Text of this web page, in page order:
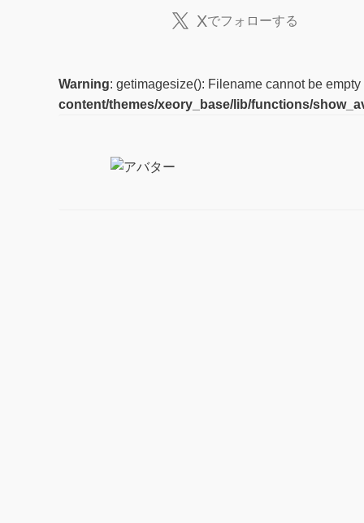
Xでフォローする
Warning: getimagesize(): Filename cannot be
content/themes/xeory_base/lib/functions/